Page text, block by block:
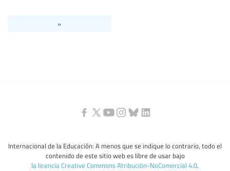
»
Internacional de la Educación: A menos que se indique lo contrario, todo el
contenido de este sitio web es libre de usar bajo
la licencia Creative Commons Atribución-NoComercial 4.0.